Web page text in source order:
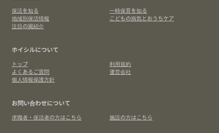
保活を知る
一時保育を知る
地域別保活情報
こどもの病気とおうちケア
注目の園紹介
ホイシルについて
トップ
利用規約
よくあるご質問
運営会社
個人情報保護方針
お問い合わせについて
求職者・保活者の方はこちら 施設の方はこちら